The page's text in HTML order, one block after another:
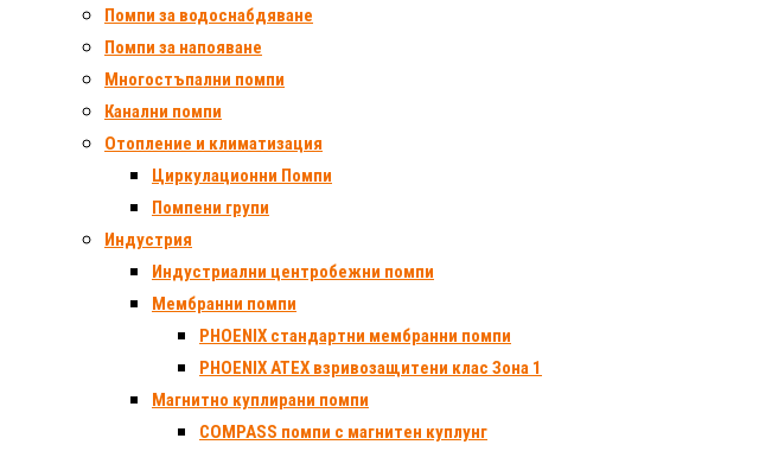
Помпи за водоснабдяване
Помпи за напояване
Многостъпални помпи
Канални помпи
Отопление и климатизация
Циркулационни Помпи
Помпени групи
Индустрия
Индустриални центробежни помпи
Мембранни помпи
PHOENIX стандартни мембранни помпи
PHOENIX ATEX взривозащитени клас Зона 1
Магнитно куплирани помпи
COMPASS помпи с магнитен куплунг